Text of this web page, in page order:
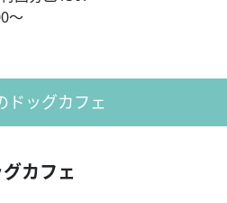
～
ドッグカフェ
カフェ